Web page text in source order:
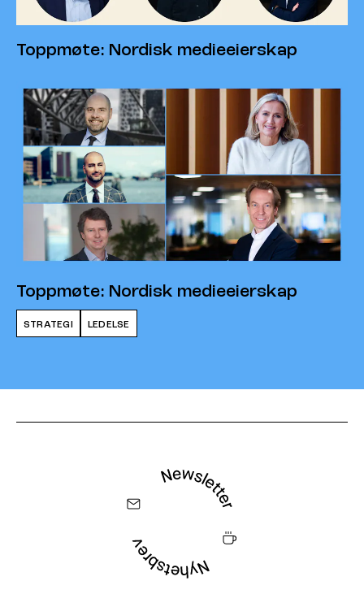
Toppmøte: Nordisk medieeierskap
Toppmøte: Nordisk medieeierskap
STRATEGI LEDELSE